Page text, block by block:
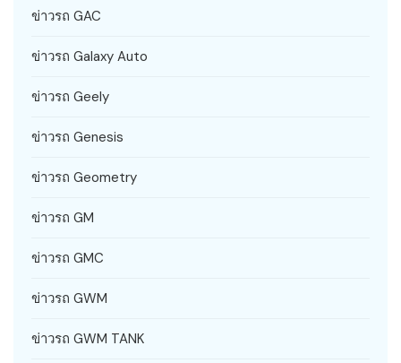
ข่าวรถ GAC
ข่าวรถ Galaxy Auto
ข่าวรถ Geely
ข่าวรถ Genesis
ข่าวรถ Geometry
ข่าวรถ GM
ข่าวรถ GMC
ข่าวรถ GWM
ข่าวรถ GWM TANK